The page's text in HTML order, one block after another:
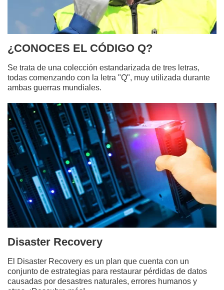
¿CONOCES EL CÓDIGO Q?
Se trata de una colección estandarizada de tres letras,
todas comenzando con la letra "Q", muy utilizada durante
ambas guerras mundiales.
Disaster Recovery
El Disaster Recovery es un plan que cuenta con un
conjunto de estrategias para restaurar pérdidas de datos
causadas por desastres naturales, errores humanos y